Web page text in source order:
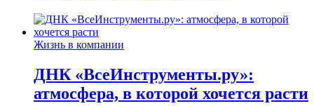
Жизнь в компании
ДНК «ВсеИнструменты.ру»:
атмосфера, в которой хочется расти